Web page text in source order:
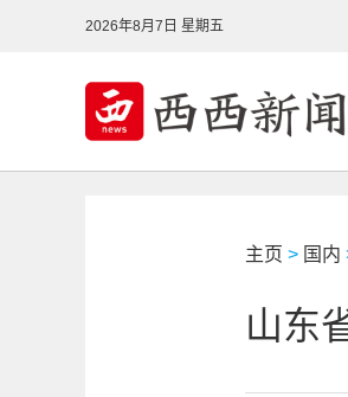
2026年8月7日 星期五
主页 > 国内
山东